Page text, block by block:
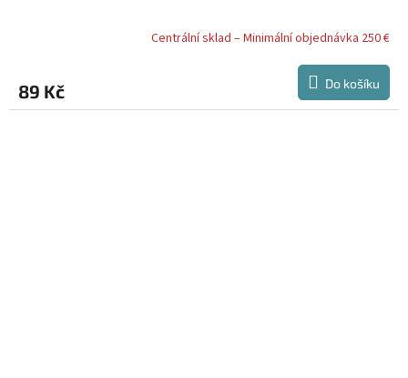
Centrální sklad – Minimální objednávka 250 €
89 Kč Do košíku